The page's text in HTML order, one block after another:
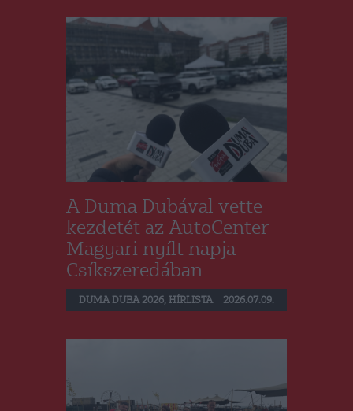
A Duma Dubával vette
kezdetét az AutoCenter
Magyari nyílt napja
Csíkszeredában
DUMA DUBA 2026, HÍRLISTA 2026.07.09.